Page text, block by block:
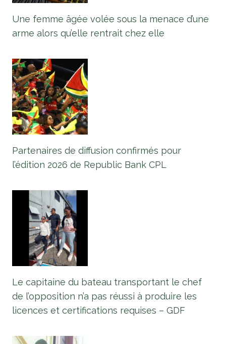
Une femme âgée volée sous la menace d’une
arme alors qu’elle rentrait chez elle
Partenaires de diffusion confirmés pour
l’édition 2026 de Republic Bank CPL
Le capitaine du bateau transportant le chef
de l’opposition n’a pas réussi à produire les
licences et certifications requises – GDF